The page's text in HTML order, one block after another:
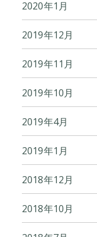
2020年1月
2019年12月
2019年11月
2019年10月
2019年4月
2019年1月
2018年12月
2018年10月